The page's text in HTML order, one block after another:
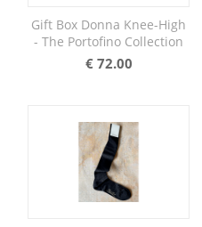
Gift Box Donna Knee-High
- The Portofino Collection
€ 72.00